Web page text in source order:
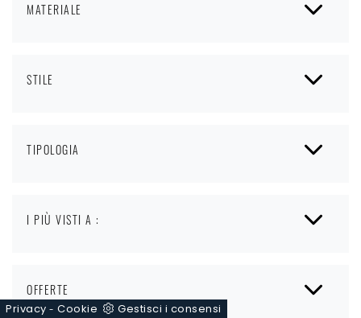
MATERIALE
STILE
TIPOLOGIA
I PIÙ VISTI A :
OFFERTE
Privacy - Cookie Gestisci i consensi